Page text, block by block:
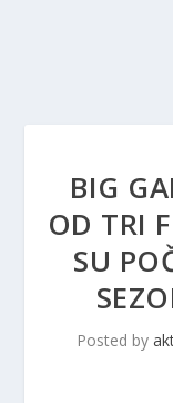
BIG
OD TRI
SU
Posted by